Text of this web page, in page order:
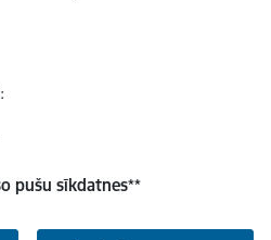
pušu sīkdatnes**